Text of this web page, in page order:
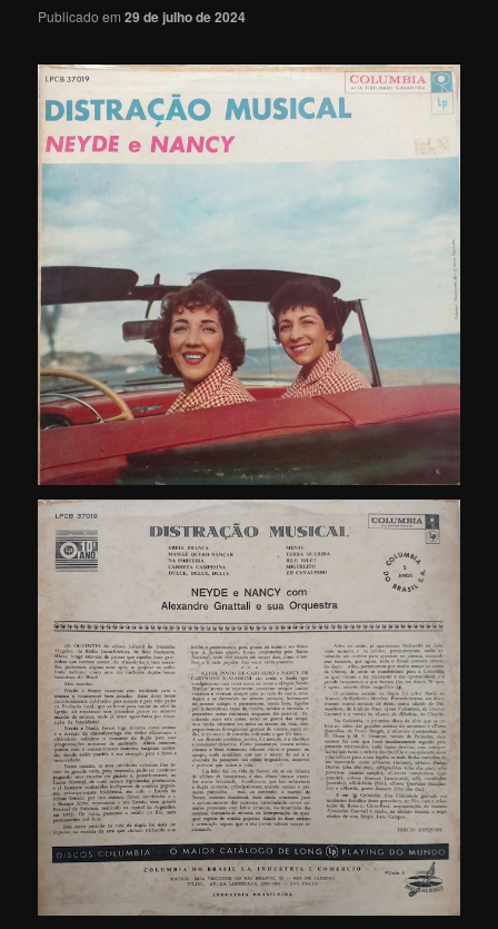
Publicado em29 de julho de 2024